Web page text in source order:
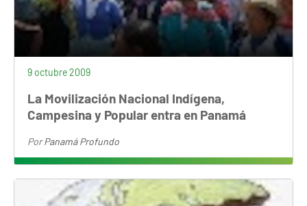
9 octubre 2009
La Movilización Nacional Indígena,
Campesina y Popular entra en Panamá
PorPanamá Profundo